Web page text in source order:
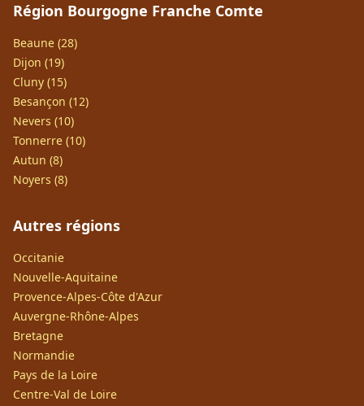
Région Bourgogne Franche Comte
Beaune (28)
Dijon (19)
Cluny (15)
Besançon (12)
Nevers (10)
Tonnerre (10)
Autun (8)
Noyers (8)
Autres régions
Occitanie
Nouvelle-Aquitaine
Provence-Alpes-Côte d'Azur
Auvergne-Rhône-Alpes
Bretagne
Normandie
Pays de la Loire
Centre-Val de Loire